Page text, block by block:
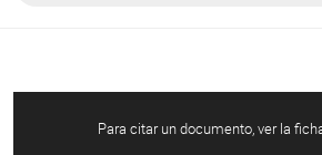
Para citar un documento, ver la